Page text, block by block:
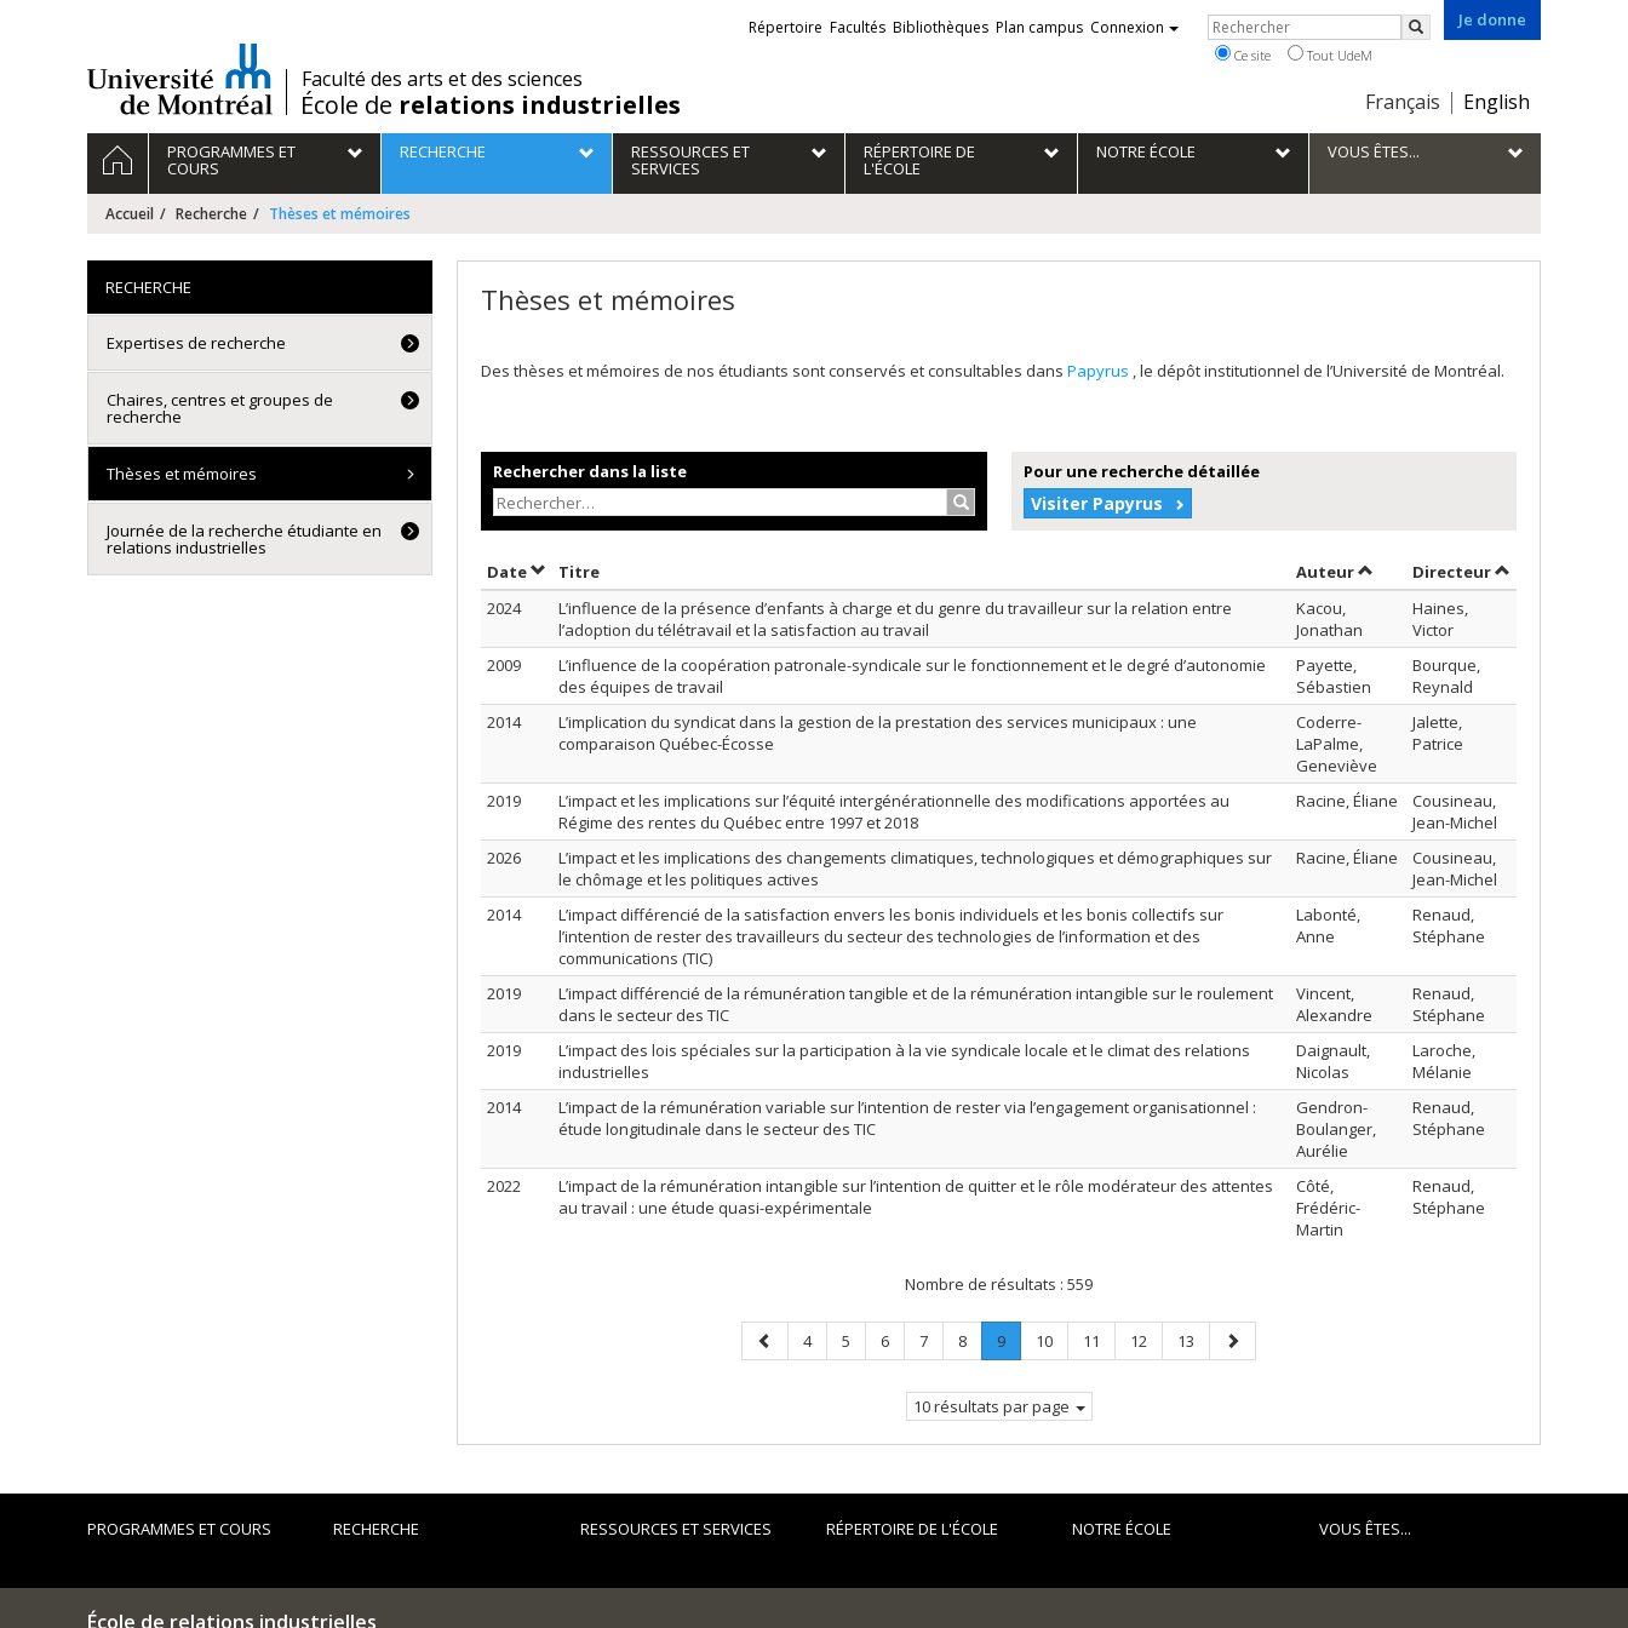
/Faculté des arts et des sciences
École de relations industrielles
Je donne
Choix
la
langue
Français English
Liens
externes
Répertoire Facultés Bibliothèques Plan campus Connexion Rechercher
Rechercher
Ce site Tout UdeM
Navigation
principale
ACCUEILPROGRAMMES ET
COURS
RECHERCHE RESSOURCES ET
SERVICES
RÉPERTOIRE DE
L'ÉCOLE
NOTRE ÉCOLE VOUS ÊTES...
Accueil Recherche Thèses et mémoires
Thèses et mémoires
Des thèses et mémoires de nos étudiants sont conservés et consultables dans Papyrus , le dépôt institutionnel de l’Université de Montréal.
Rechercher dans la liste
Rechercher…
Pour une recherche détaillée
Visiter Papyrus
DateTrier par date en ordre décroissant
Titre AuteurTrier par auteur en ordre
Directeurpar
2024
L’influence de la présence d’enfants à charge et du genre du travailleur sur la relation entre
l’adoption du télétravail et la satisfaction au travail
Kacou,
Jonathan
Haines,
Victor
2009
L’influence de la coopération patronale-syndicale sur le fonctionnement et le degré d’autonomie
des équipes de travail
Payette,
Sébastien
Bourque,
Reynald
2014
L’implication du syndicat dans la gestion de la prestation des services municipaux : une
comparaison Québec-Écosse
Coderre-
LaPalme,
Geneviève
Jalette,
Patrice
2019
L’impact et les implications sur l’équité intergénérationnelle des modifications apportées au
Régime des rentes du Québec entre 1997 et 2018
Racine, Éliane
Cousineau,
Jean-Michel
2026
L’impact et les implications des changements climatiques, technologiques et démographiques sur
le chômage et les politiques actives
Racine, Éliane
Cousineau,
Jean-Michel
2014
L’impact différencié de la satisfaction envers les bonis individuels et les bonis collectifs sur
l’intention de rester des travailleurs du secteur des technologies de l’information et des
communications (TIC)
Labonté,
Anne
Renaud,
Stéphane
2019
L’impact différencié de la rémunération tangible et de la rémunération intangible sur le roulement
dans le secteur des TIC
Vincent,
Alexandre
Renaud,
Stéphane
2019
L’impact des lois spéciales sur la participation à la vie syndicale locale et le climat des relations
industrielles
Daignault,
Nicolas
Laroche,
Mélanie
2014
L’impact de la rémunération variable sur l’intention de rester via l’engagement organisationnel :
étude longitudinale dans le secteur des TIC
Gendron-
Boulanger,
Aurélie
Renaud,
Stéphane
2022
L’impact de la rémunération intangible sur l’intention de quitter et le rôle modérateur des attentes
au travail : une étude quasi-expérimentale
Côté,
Frédéric-
Martin
Renaud,
Stéphane
Nombre de résultats : 559
Page
précédente
Page
4 Page
5 Page
6 Page
7 Page
8 Page
9.
Page
Page
10 Page
11 Page
12 Page
13
Page
suivante
10 résultats par page
RECHERCHE
Expertises de recherche
Chaires, centres et groupes de
recherche
Thèses et mémoires
Journée de la recherche étudiante en
relations industrielles
PROGRAMMES ET COURS RECHERCHE RESSOURCES ET SERVICES RÉPERTOIRE DE L'ÉCOLE NOTRE ÉCOLE VOUS ÊTES...
École de relations industrielles